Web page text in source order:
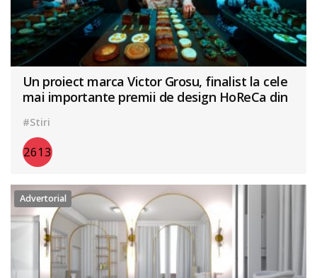
Un proiect marca Victor Grosu, finalist la cele
mai importante premii de design HoReCa din
#Stiri
2613
Advertorial